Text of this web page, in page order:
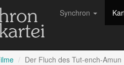
Synchron
Der Fluch des Tut-ench-Amun